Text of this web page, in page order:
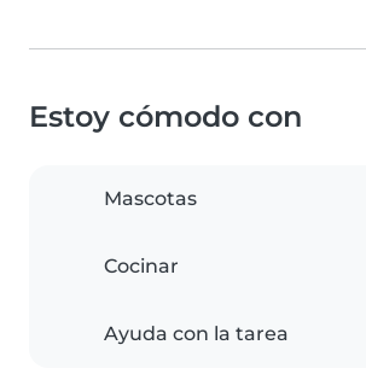
Estoy cómodo con
Mascotas
Cocinar
Ayuda con la tarea